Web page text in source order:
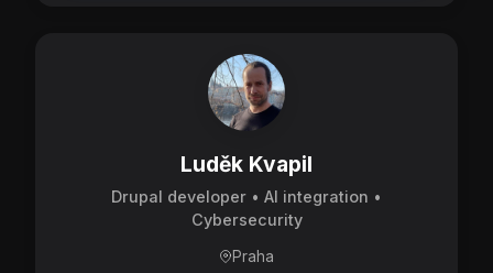
Luděk Kvapil
Drupal developer • AI integration •
Cybersecurity
Praha